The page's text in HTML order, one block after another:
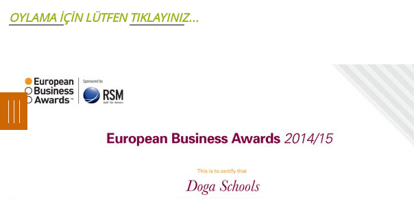
OYLAMA İÇİN LÜTFEN TIKLAYINIZ...